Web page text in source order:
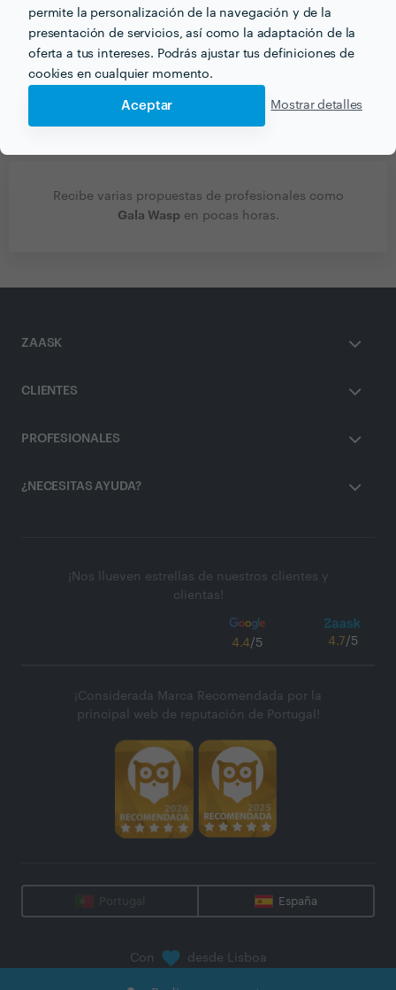
permite la personalización de la navegación y de la
presentación de servicios, así como la adaptación de la
oferta a tus intereses. Podrás ajustar tus definiciones de
cookies en cualquier momento.
Aceptar Mostrar detalles
Recibe varias propuestas de profesionales como
Gala Wasp en pocas horas.
ZAASK
CLIENTES
PROFESIONALES
¿NECESITAS AYUDA?
¡Nos llueven estrellas de nuestros clientes y
clientas!
4.4/5 4.7/5
¡Considerada Marca Recomendada por la
principal web de reputación de Portugal!
Portugal España
Con desde Lisboa
Zaask - Plataforma Digital, S.A.